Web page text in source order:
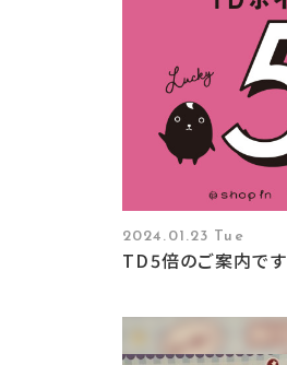
2024.01.23 Tue
TD5倍のご案内です